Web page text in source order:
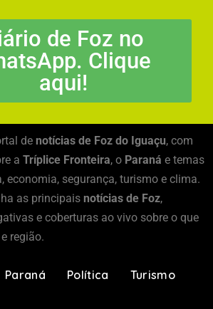
de Foz no
Clique
aqui!
de notícias de Foz do Iguaçu, com
a Tríplice Fronteira, o Paraná e temas
economia, segurança, turismo e clima.
as principais notícias de Foz,
e coberturas ao vivo sobre o que
região.
Paraná Política Turismo